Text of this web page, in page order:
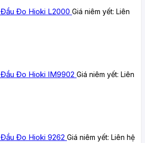
Đầu Đo Hioki L2000 Giá niêm yết: Liên
Đầu Đo Hioki IM9902 Giá niêm yết: Liên
Đầu Đo Hioki 9262 Giá niêm yết: Liên hệ